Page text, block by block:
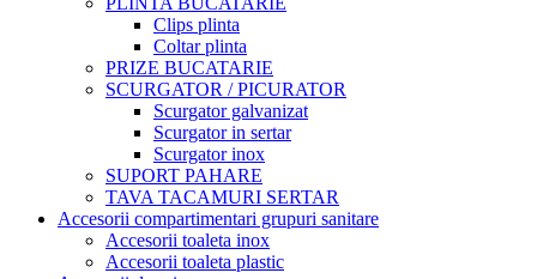
Clips plinta
Coltar plinta
PRIZE BUCATARIE
SCURGATOR / PICURATOR
Scurgator galvanizat
Scurgator in sertar
Scurgator inox
SUPORT PAHARE
TAVA TACAMURI SERTAR
Accesorii compartimentari grupuri sanitare
Accesorii toaleta inox
Accesorii toaleta plastic